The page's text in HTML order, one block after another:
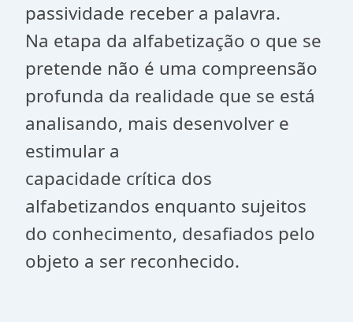
passividade receber a palavra.
Na etapa da alfabetização o que se
pretende não é uma compreensão
profunda da realidade que se está
analisando, mais desenvolver e
estimular a
capacidade crítica dos
alfabetizandos enquanto sujeitos
do conhecimento, desafiados pelo
objeto a ser reconhecido.